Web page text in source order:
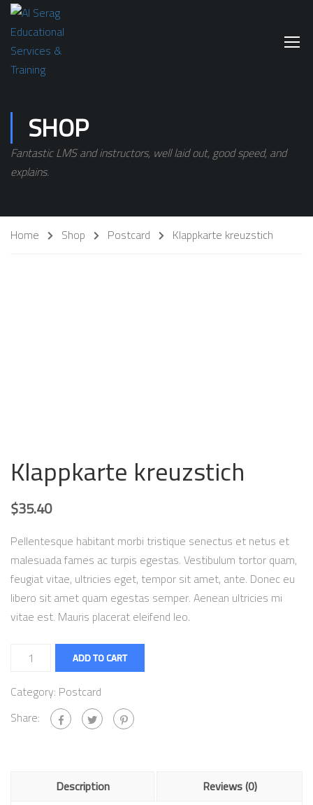
SHOP
Fantastic LMS and instructors, well laid out, good speed, and
explains.
Home Shop Postcard Klappkarte kreuzstich
Klappkarte kreuzstich
$35.40
Pellentesque habitant morbi tristique senectus et netus et
malesuada fames ac turpis egestas. Vestibulum tortor quam,
feugiat vitae, ultricies eget, tempor sit amet, ante. Donec eu
libero sit amet quam egestas semper. Aenean ultricies mi
vitae est. Mauris placerat eleifend leo.
ADD TO CART
Category: Postcard
Share:
Description Reviews (0)